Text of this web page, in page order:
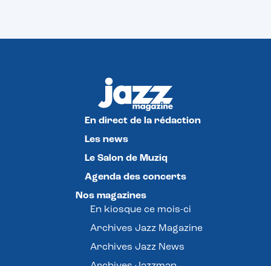
En direct de la rédaction
Les news
Le Salon de Muziq
Agenda des concerts
Nos magazines
En kiosque ce mois-ci
Archives Jazz Magazine
Archives Jazz News